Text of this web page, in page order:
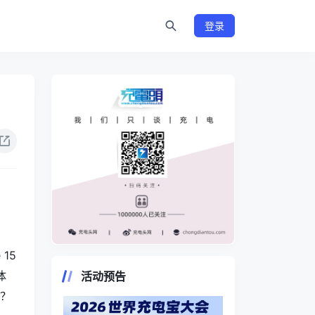
登录
15
活动预告